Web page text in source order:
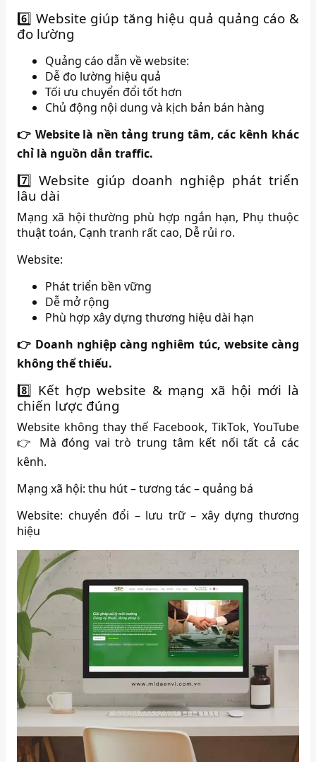
6️⃣ Website giúp tăng hiệu quả quảng cáo &
đo lường
Quảng cáo dẫn về website:
Dễ đo lường hiệu quả
Tối ưu chuyển đổi tốt hơn
Chủ động nội dung và kịch bản bán hàng
👉 Website là nền tảng trung tâm, các kênh khác
chỉ là nguồn dẫn traffic.
7️⃣ Website giúp doanh nghiệp phát triển
lâu dài
Mạng xã hội thường phù hợp ngắn hạn, Phụ thuộc
thuật toán, Cạnh tranh rất cao, Dễ rủi ro.
Website:
Phát triển bền vững
Dễ mở rộng
Phù hợp xây dựng thương hiệu dài hạn
👉 Doanh nghiệp càng nghiêm túc, website càng
không thể thiếu.
8️⃣ Kết hợp website & mạng xã hội mới là
chiến lược đúng
Website không thay thế Facebook, TikTok, YouTube
👉 Mà đóng vai trò trung tâm kết nối tất cả các
kênh.
Mạng xã hội: thu hút – tương tác – quảng bá
Website: chuyển đổi – lưu trữ – xây dựng thương
hiệu